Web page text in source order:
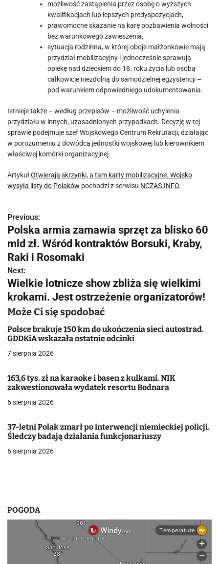
możliwość zastąpienia przez osobę o wyższych
kwalifikacjach lub lepszych predyspozycjach,
prawomocne skazanie na karę pozbawienia wolności
bez warunkowego zawieszenia,
sytuacja rodzinna, w której oboje małżonkowie mają
przydział mobilizacyjny i jednocześnie sprawują
opiekę nad dzieckiem do 18. roku życia lub osobą
całkowicie niezdolną do samodzielnej egzystencji –
pod warunkiem odpowiedniego udokumentowania.
Istnieje także – według przepisów – możliwość uchylenia
przydziału w innych, uzasadnionych przypadkach. Decyzję w tej
sprawie podejmuje szef Wojskowego Centrum Rekrutacji, działając
w porozumieniu z dowódcą jednostki wojskowej lub kierownikiem
właściwej komórki organizacyjnej.
ArtykułOtwierają skrzynki, a tam karty mobilizacyjne. Wojsko
wysyła listy do Polaków pochodzi z serwisu NCZAS.INFO.
N
a
w
i
g
a
c
j
w
p
i
s
Previous:
Polska armia zamawia sprzęt za blisko 60
mld zł. Wśród kontraktów Borsuki, Kraby,
Raki i Rosomaki
Next:
Wielkie lotnicze show zbliża się wielkimi
krokami. Jest ostrzeżenie organizatorów!
Może Ci się spodobać
Polsce brakuje 150 km do ukończenia sieci autostrad.
GDDKiA wskazała ostatnie odcinki
7 sierpnia 2026
163,6 tys. zł na karaoke i basen z kulkami. NIK
zakwestionowała wydatek resortu Bodnara
6 sierpnia 2026
37-letni Polak zmarł po interwencji niemieckiej policji.
Śledczy badają działania funkcjonariuszy
6 sierpnia 2026
POGODA